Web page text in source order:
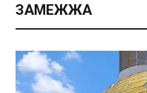
ЗАМЕЖЖА